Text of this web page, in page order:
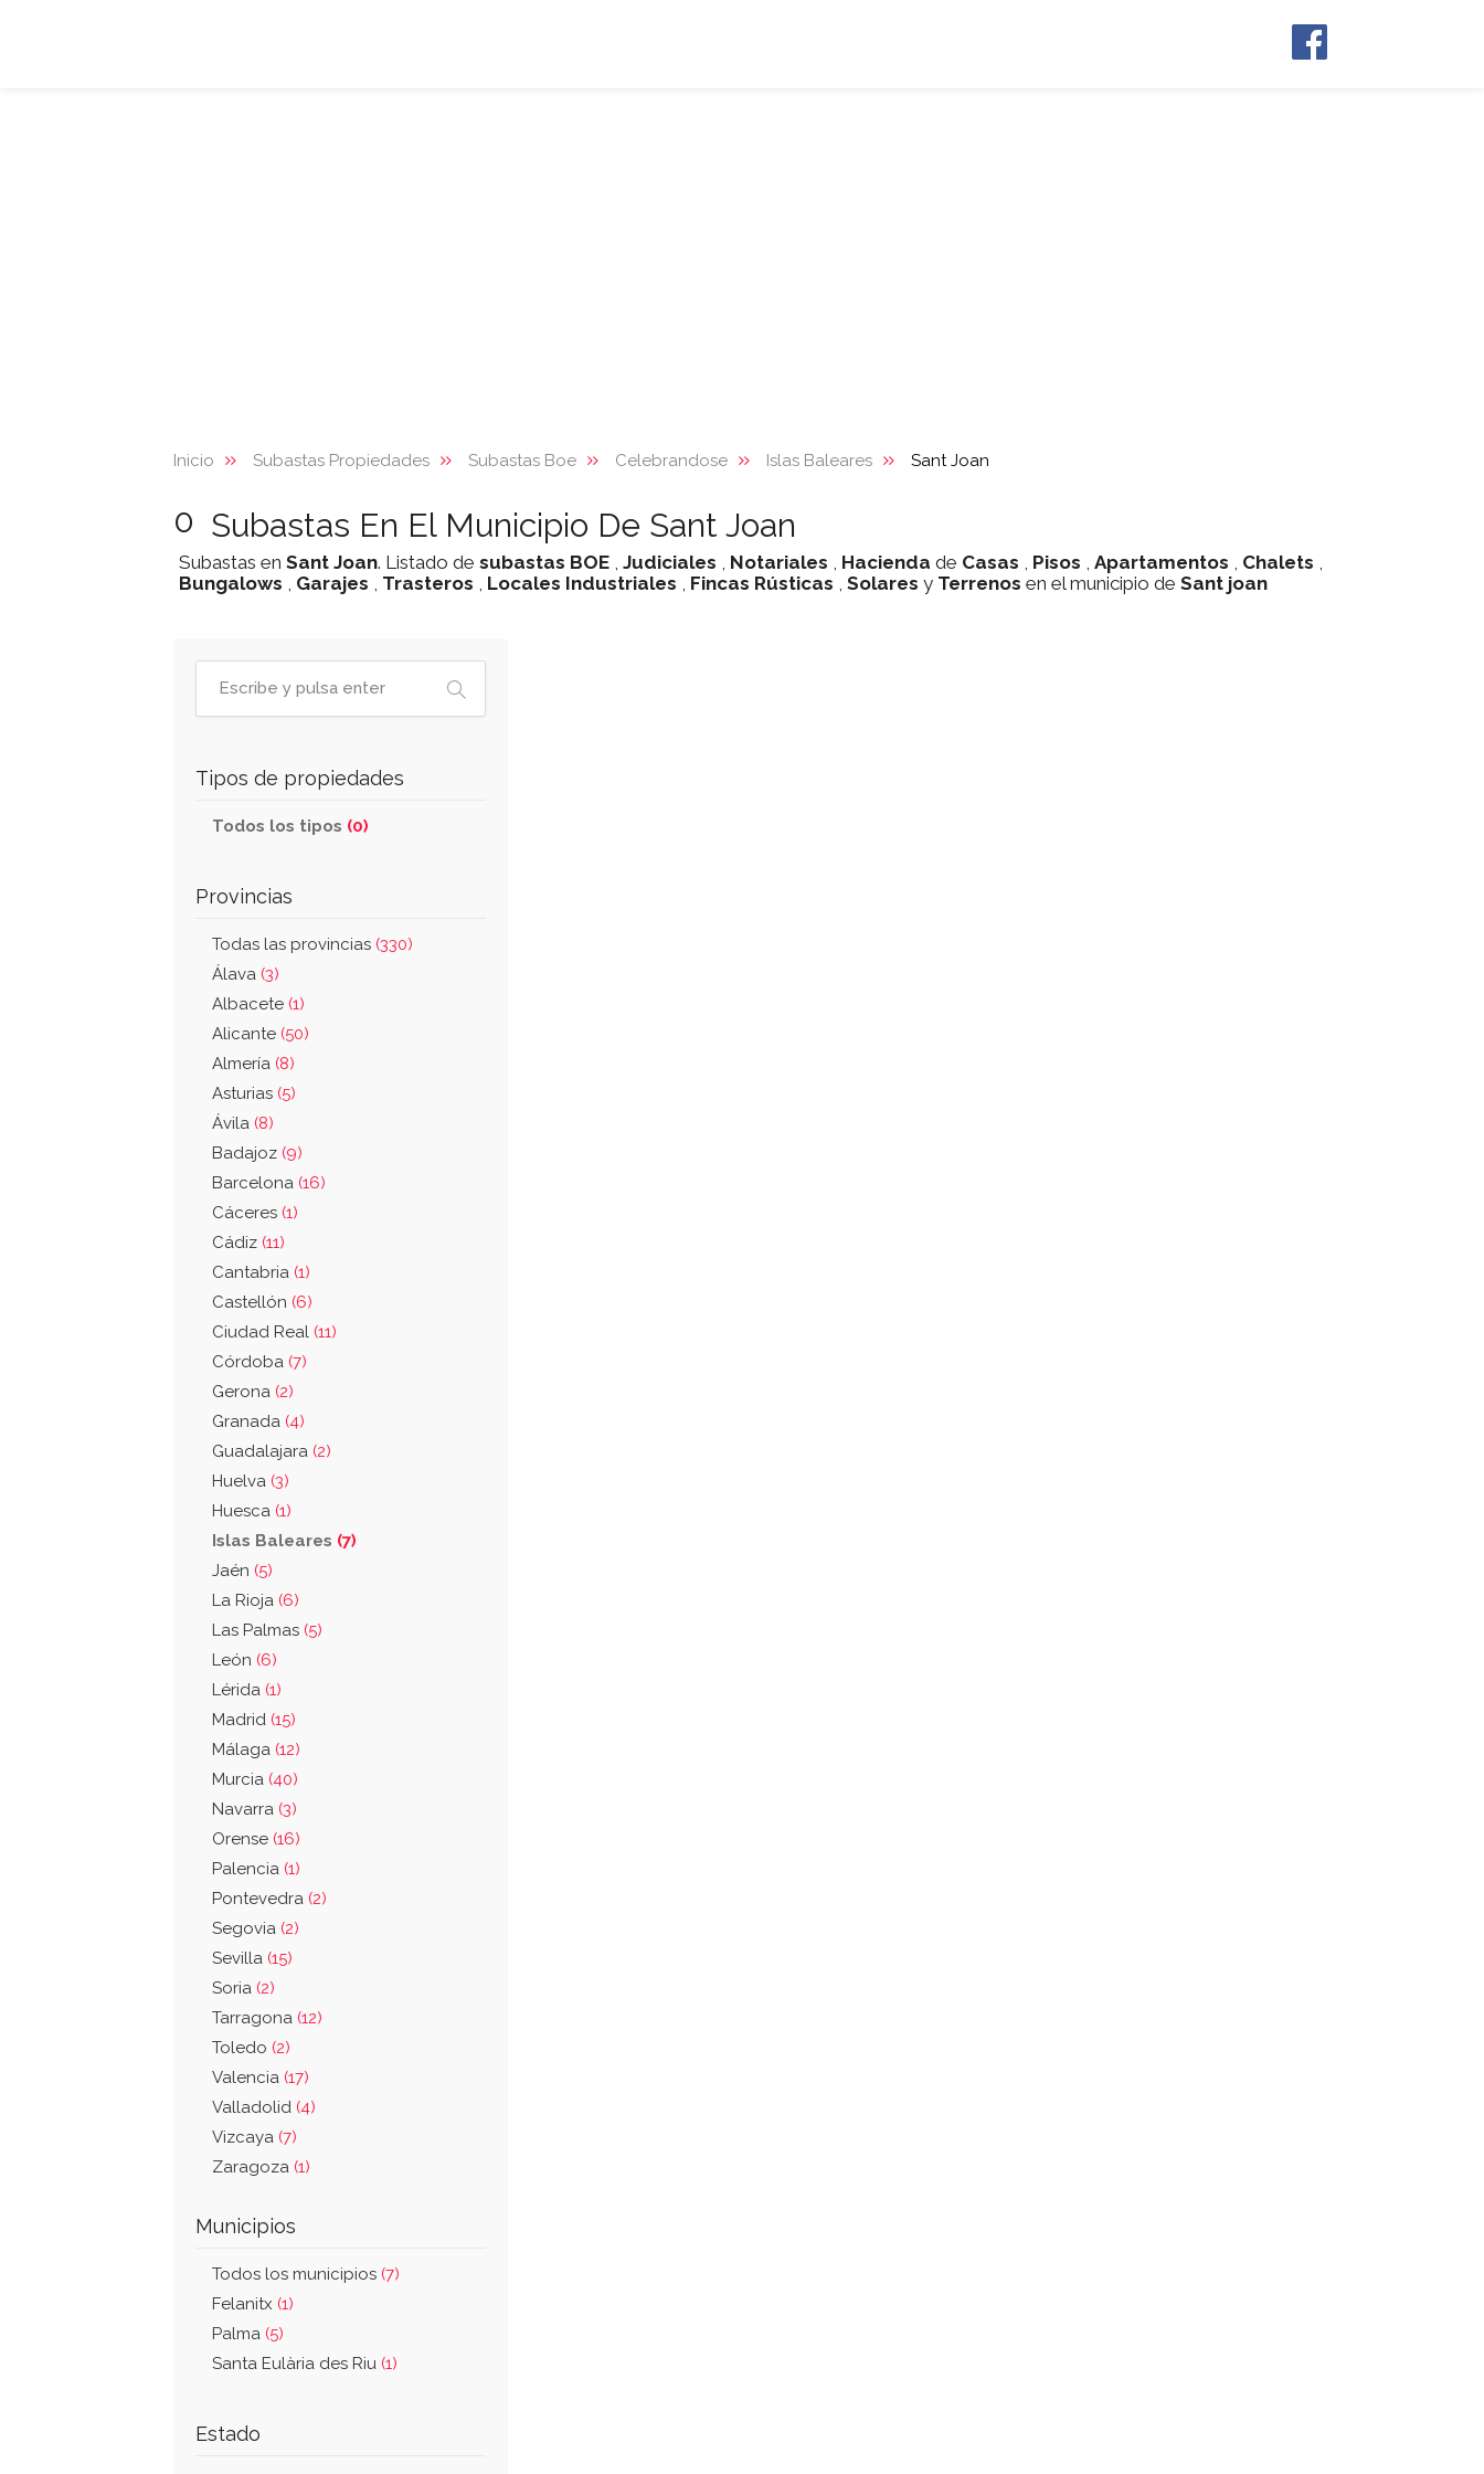
Inicio Subastas Propiedades Subastas Boe Celebrandose Islas Baleares Sant Joan
0 Subastas En El Municipio De Sant Joan
Subastas en Sant Joan. Listado de subastas BOE , Judiciales , Notariales , Hacienda de Casas , Pisos , Apartamentos , Chalets ,
Bungalows , Garajes , Trasteros , Locales Industriales , Fincas Rústicas , Solares y Terrenos en el municipio de Sant joan
Tipos de propiedades
Todos los tipos (0)
Provincias
Todas las provincias (330)
Álava (3)
Albacete (1)
Alicante (50)
Almería (8)
Asturias (5)
Ávila (8)
Badajoz (9)
Barcelona (16)
Cáceres (1)
Cádiz (11)
Cantabria (1)
Castellón (6)
Ciudad Real (11)
Córdoba (7)
Gerona (2)
Granada (4)
Guadalajara (2)
Huelva (3)
Huesca (1)
Islas Baleares (7)
Jaén (5)
La Rioja (6)
Las Palmas (5)
León (6)
Lérida (1)
Madrid (15)
Málaga (12)
Murcia (40)
Navarra (3)
Orense (16)
Palencia (1)
Pontevedra (2)
Segovia (2)
Sevilla (15)
Soria (2)
Tarragona (12)
Toledo (2)
Valencia (17)
Valladolid (4)
Vizcaya (7)
Zaragoza (1)
Municipios
Todos los municipios (7)
Felanitx (1)
Palma (5)
Santa Eulària des Riu (1)
Estado